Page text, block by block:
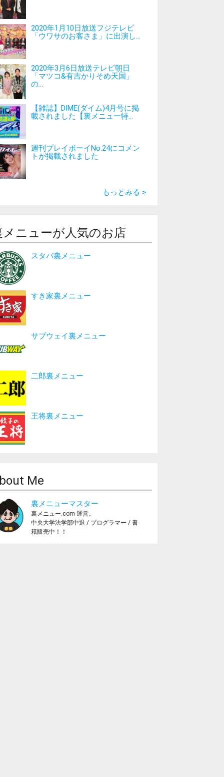
2020年1月10日放送フジテレビ
「ウワサのお客さま」に出演し...
2020年3月6日放送テレビ朝日
「マツコ&有吉かりそめ天国」
の...
【雑誌】DIME(ダイム)4月号に掲
載されました【裏メニュー特...
週刊プレイボーイNo.24にコメン
トが掲載されました
もっとみる >
メニューが人気のお店
スタバ裏メニュー
すき家裏メニュー
サブウェイ裏メニュー
二郎裏メニュー
王将裏メニュー
Me
裏メニューマスター
裏メニュー.com 運営。
中央大学法学部中退 / プログラマー / 書
籍販売中！！